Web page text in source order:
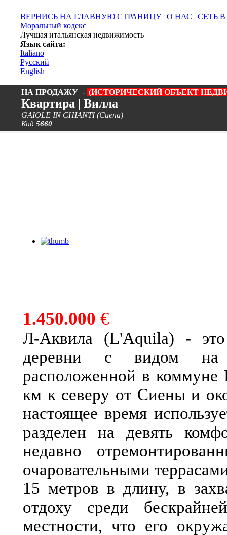
ВЕРНИСЬ НА ГЛАВНУЮ СТРАНИЦУ| О НАС | СЕТЬ
Моральный кодекс |
Лучшая итальянская недвижимость
Язык сайта:
Italiano
Русский
English
НА ПРОДАЖУ - (ИСТОРИЧЕСКИЙ ОБЪЕКТ
Квартира | Вилла
GAIOLE IN CHIANTI (Сиена)
Код 5660
1.450.000 €
Л-Аквила (L'Aquila) - это
деревни с видом на
расположенной в коммуне
км к северу от Сиены и
настоящее время
разделен на девять
недавно
очаровательными
15 метров в длину, в
отдоху среди
местности, что его